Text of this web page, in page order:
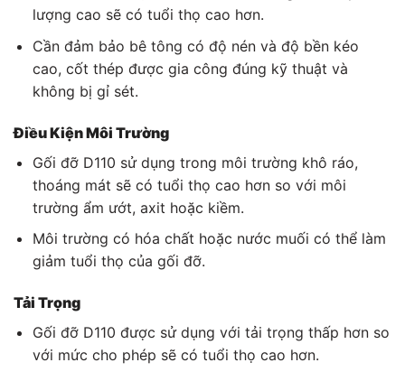
lượng cao sẽ có tuổi thọ cao hơn.
Cần đảm bảo bê tông có độ nén và độ bền kéo
cao, cốt thép được gia công đúng kỹ thuật và
không bị gỉ sét.
Điều Kiện Môi Trường
Gối đỡ D110 sử dụng trong môi trường khô ráo,
thoáng mát sẽ có tuổi thọ cao hơn so với môi
trường ẩm ướt, axit hoặc kiềm.
Môi trường có hóa chất hoặc nước muối có thể làm
giảm tuổi thọ của gối đỡ.
Tải Trọng
Gối đỡ D110 được sử dụng với tải trọng thấp hơn so
với mức cho phép sẽ có tuổi thọ cao hơn.